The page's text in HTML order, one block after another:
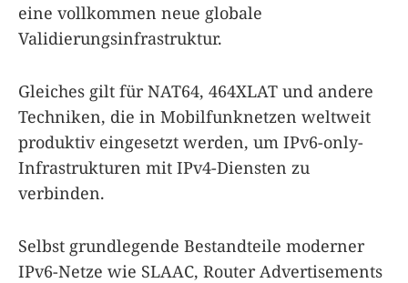
eine vollkommen neue globale
Validierungsinfrastruktur.
Gleiches gilt für NAT64, 464XLAT und andere
Techniken, die in Mobilfunknetzen weltweit
produktiv eingesetzt werden, um IPv6-only-
Infrastrukturen mit IPv4-Diensten zu
verbinden.
Selbst grundlegende Bestandteile moderner
IPv6-Netze wie SLAAC, Router Advertisements